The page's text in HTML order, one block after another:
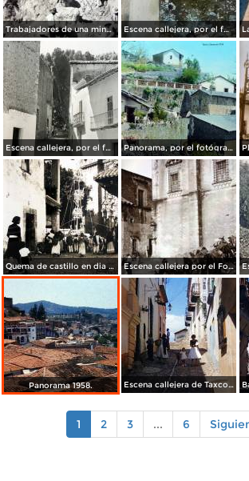
Trabajadores de una mina de plata en Taxco, Guerrero. Escena callejera, por el fotógrafo T. Enami, de Yokohama, Japón (1934)
Escena callejera, por el fotógrafo T. Enami, de Yokohama, Japón (1934) Panorama, por el fotógrafo T. Enami, de Yokohama, Japón (1934)
Quema de castillo en dia de fiesta. Escena callejera por el Fotógrafo Hugo Brehme.
Panorama 1958. Escena callejera de Taxco Guerrero 1958.
1 2 3 ... 6